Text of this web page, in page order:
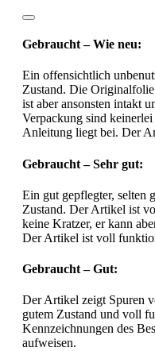
Gebraucht – Wie neu:
Ein offensichtlich
Zustand. Die
ist aber ansonsten intakt
Verpackung sind
Anleitung liegt bei. Der
Gebraucht – Sehr gut:
Ein gut gepflegter, selten
Zustand. Der Artikel ist
keine Kratzer, er kann
Der Artikel ist voll
Gebraucht – Gut:
Der Artikel zeigt Spuren
gutem Zustand und voll
Kennzeichnungen des
aufweisen.